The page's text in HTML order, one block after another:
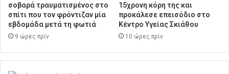
σοβαρά τραυματισμένος στο
σπίτι που τον φρόντιζαν μία
εβδομάδα μετά τη φωτιά
9 ώρες πρίν
15χρονη κόρη της και
προκάλεσε επεισόδιο στο
Κέντρο Υγείας Σκιάθου
10 ώρες πρίν